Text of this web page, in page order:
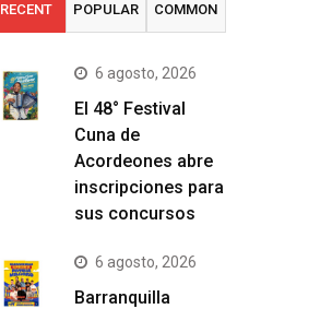
RECENT POPULAR COMMON
6 agosto, 2026
El 48° Festival
Cuna de
Acordeones abre
inscripciones para
sus concursos
6 agosto, 2026
Barranquilla